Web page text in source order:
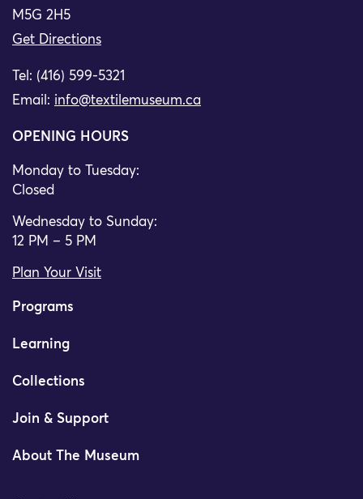
M5G 2H5
Get Directions
Tel: (416) 599-5321
Email: info@textilemuseum.ca
OPENING HOURS
Monday to Tuesday:
Closed
Wednesday to Sunday:
12 PM – 5 PM
Plan Your Visit
Programs
Learning
Collections
Join & Support
About The Museum